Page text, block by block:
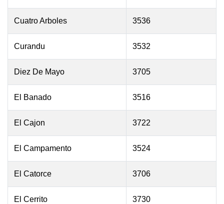
Cuatro Arboles 3536
Curandu 3532
Diez De Mayo 3705
El Banado 3516
El Cajon 3722
El Campamento 3524
El Catorce 3706
El Cerrito 3730